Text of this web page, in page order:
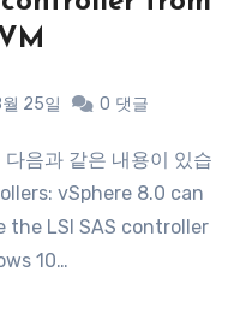
25일 0 댓글
vSphere 8.0 can
LSI SAS controller
10…